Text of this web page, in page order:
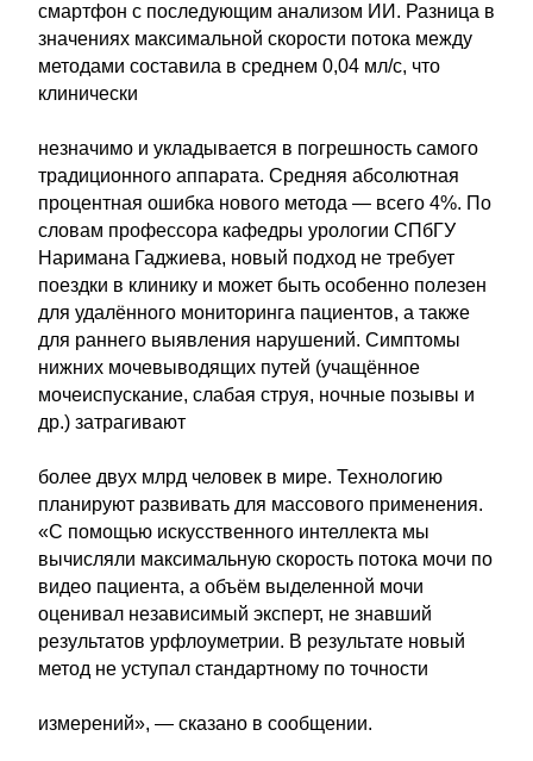
смартфон с последующим анализом ИИ. Разница в
значениях максимальной скорости потока между
методами составила в среднем 0,04 мл/с, что
клинически
незначимо и укладывается в погрешность самого
традиционного аппарата. Средняя абсолютная
процентная ошибка нового метода — всего 4%. По
словам профессора кафедры урологии СПбГУ
Наримана Гаджиева, новый подход не требует
поездки в клинику и может быть особенно полезен
для удалённого мониторинга пациентов, а также
для раннего выявления нарушений. Симптомы
нижних мочевыводящих путей (учащённое
мочеиспускание, слабая струя, ночные позывы и
др.) затрагивают
более двух млрд человек в мире. Технологию
планируют развивать для массового применения.
«С помощью искусственного интеллекта мы
вычисляли максимальную скорость потока мочи по
видео пациента, а объём выделенной мочи
оценивал независимый эксперт, не знавший
результатов урфлоуметрии. В результате новый
метод не уступал стандартному по точности
измерений», — сказано в сообщении.